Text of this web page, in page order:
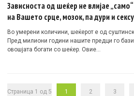
Зависноста од шеќер не влијае
на Вашето срце, мозок, па дури и
Во умерени количини, шеќерот е од
Пред милиони години нашите предци го
овошјата богати со шеќер. Овие…
Страница 1 од 5 1 2 3